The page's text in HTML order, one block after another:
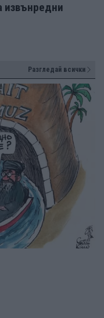
извънредни
Разгледай всички